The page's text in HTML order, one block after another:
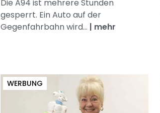
Die A94 ist mehrere Stunden
gesperrt. Ein Auto auf der
Gegenfahrbahn wird... | mehr
WERBUNG